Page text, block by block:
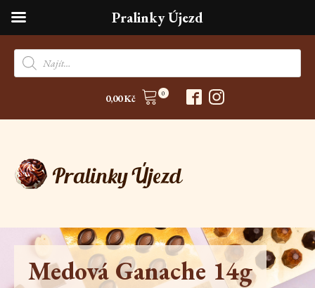
Products
search
0,00Kč 0
Medová Ganache 14g
Pralinky Újezd